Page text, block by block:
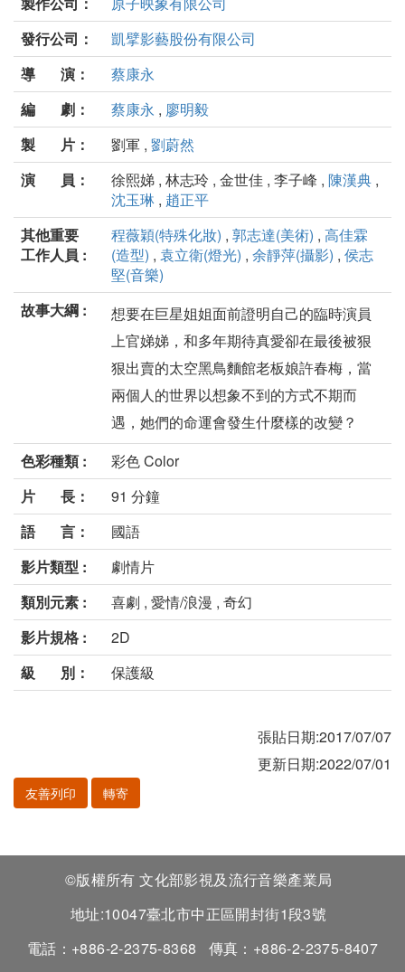
發行公司：
凱擘影藝股份有限公司
導 演：
蔡康永
編 劇：
蔡康永 , 廖明毅
製 片：
劉軍 , 劉蔚然
演 員：
徐熙娣 , 林志玲 , 金世佳 , 李子峰 , 陳漢典 ,
沈玉琳 , 趙正平
其他重要
工作人員 :
程薇穎(特殊化妝) , 郭志達(美術) , 高佳霖
(造型) , 袁立衛(燈光) , 余靜萍(攝影) , 侯志
堅(音樂)
故事大綱 :
想要在巨星姐姐面前證明自己的臨時演員
上官娣娣，和多年期待真愛卻在最後被狠
狠出賣的太空黑鳥麵館老板娘許春梅，當
兩個人的世界以想象不到的方式不期而
遇，她們的命運會發生什麼樣的改變？
色彩種類 :
彩色 Color
片 長：
91 分鐘
語 言：
國語
影片類型 :
劇情片
類別元素 :
喜劇 , 愛情/浪漫 , 奇幻
影片規格 :
2D
級 別：
保護級
張貼日期:2017/07/07
更新日期:2022/07/01
友善列印 轉寄
©版權所有 文化部影視及流行音樂產業局
地址:10047臺北市中正區開封街1段3號
電話：+886-2-2375-8368
傳真：+886-2-2375-8407